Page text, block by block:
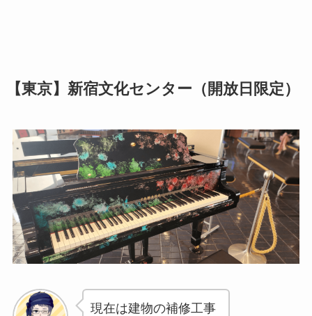
【東京】新宿文化センター（開放日限定）
現在は建物の補修工事